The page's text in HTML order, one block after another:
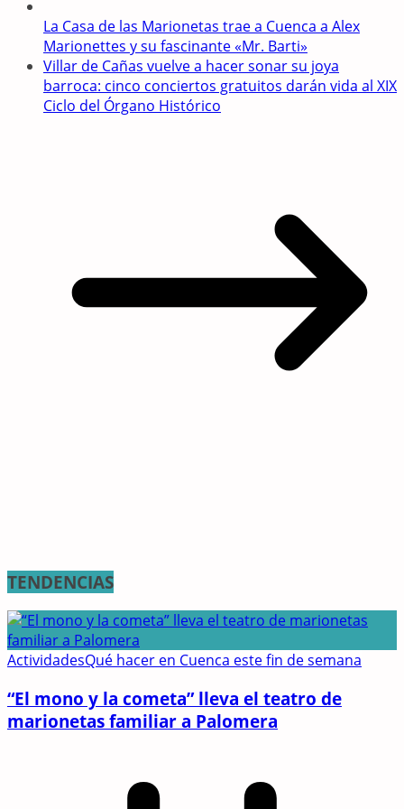
La Casa de las Marionetas trae a Cuenca a Alex
Marionettes y su fascinante «Mr. Barti»
Villar de Cañas vuelve a hacer sonar su joya
barroca: cinco conciertos gratuitos darán vida al XIX
Ciclo del Órgano Histórico
TENDENCIAS
ActividadesQué hacer en Cuenca este fin de semana
“El mono y la cometa” lleva el teatro de
marionetas familiar a Palomera